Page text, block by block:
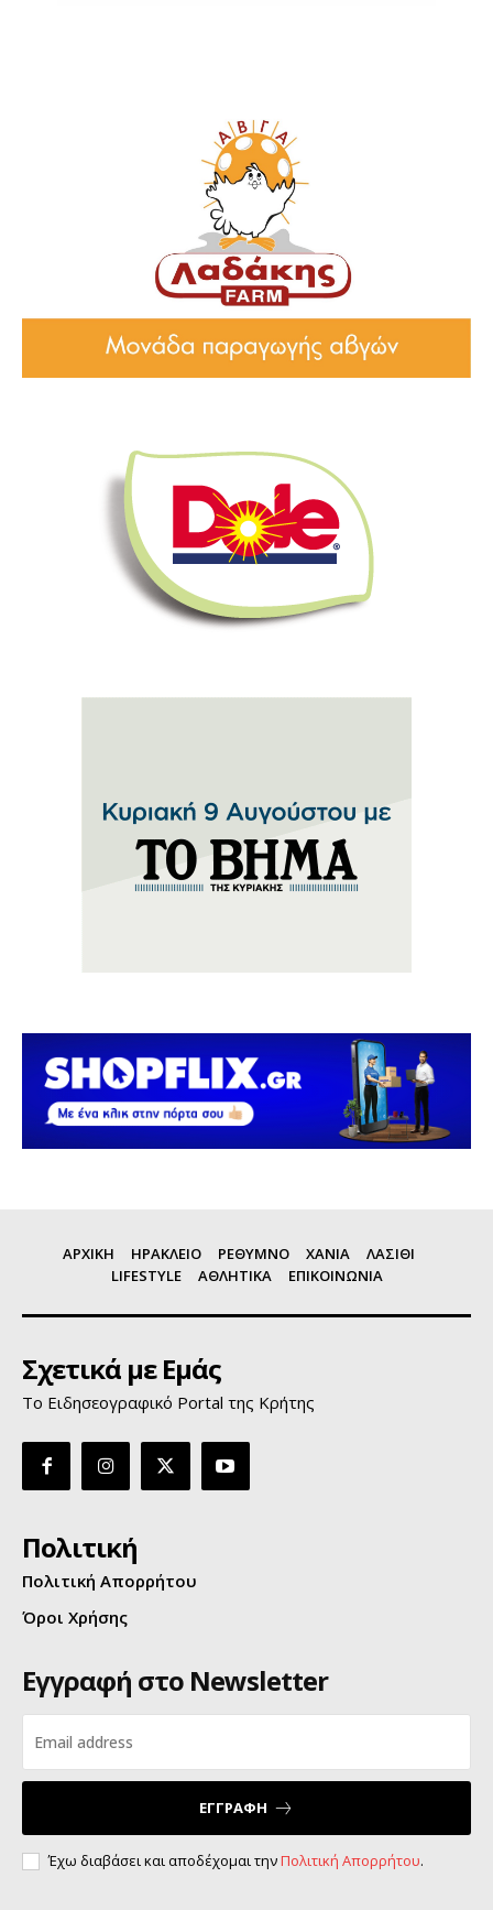
ΑΡΧΙΚΗ ΗΡΑΚΛΕΙΟ ΡΕΘΥΜΝΟ ΧΑΝΙΑ
ΛΑΣΙΘΙ
LIFESTYLE
ΑΘΛΗΤΙΚΑ ΕΠΙΚΟΙΝΩΝΙΑ
Σχετικά με Εμάς
Το Ειδησεογραφικό Portal της Κρήτης
Πολιτική
Πολιτική Απορρήτου
Όροι Χρήσης
Εγγραφή στο Newsletter
ΕΓΓΡΑΦΗ
Έχω διαβάσει και αποδέχομαι τηνΠολιτική Απορρήτου.